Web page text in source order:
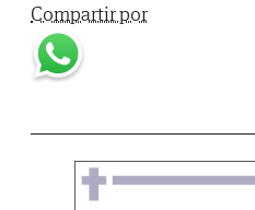
Compartir por